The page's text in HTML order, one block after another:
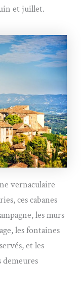
et juillet.
vernaculaire
ces cabanes
les murs
les fontaines
et les
demeures